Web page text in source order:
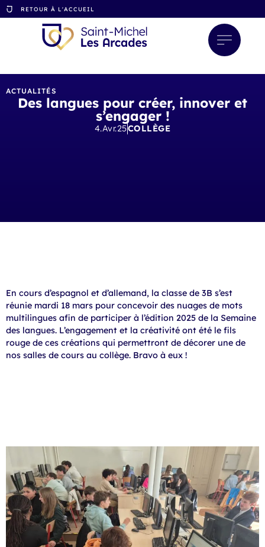
RETOUR À L'ACCUEIL
ACTUALITÉS
Des langues pour créer, innover et
s’engager !
4.Avr.25COLLÈGE
En cours d’espagnol et d’allemand, la classe de 3B s’est
réunie mardi 18 mars pour concevoir des nuages de mots
multilingues afin de participer à l’édition 2025 de la Semaine
des langues. L’engagement et la créativité ont été le fils
rouge de ces créations qui permettront de décorer une de
nos salles de cours au collège. Bravo à eux !